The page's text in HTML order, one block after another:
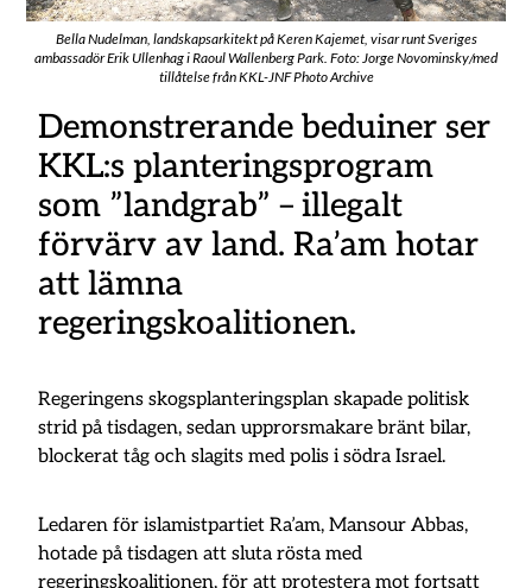
Bella Nudelman, landskapsarkitekt på Keren Kajemet, visar runt Sveriges
ambassadör Erik Ullenhag i Raoul Wallenberg Park. Foto: Jorge Novominsky/med
tillåtelse från KKL-JNF Photo Archive
Demonstrerande beduiner ser
KKL:s planteringsprogram
som ”landgrab” – illegalt
förvärv av land. Ra’am hotar
att lämna
regeringskoalitionen.
Regeringens skogsplanteringsplan skapade politisk
strid på tisdagen, sedan upprorsmakare bränt bilar,
blockerat tåg och slagits med polis i södra Israel.
Ledaren för islamistpartiet Ra’am, Mansour Abbas,
hotade på tisdagen att sluta rösta med
regeringskoalitionen, för att protestera mot fortsatt